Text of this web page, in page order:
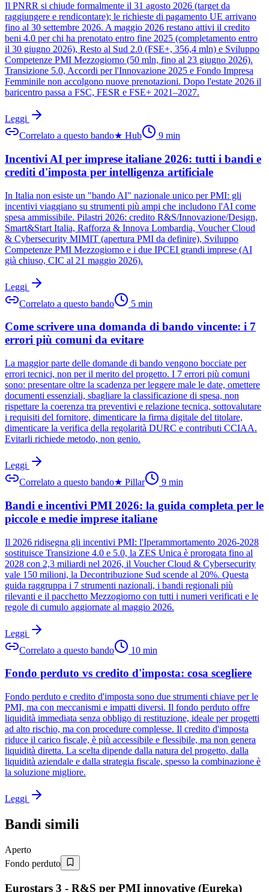
Il PNRR si chiude formalmente il 31 agosto 2026 (target da
raggiungere e rendicontare); le richieste di pagamento UE arrivano
fino al 30 settembre 2026. A maggio 2026 restano attivi il credito
beni 4.0 per chi ha prenotato entro fine 2025 (completamento entro
il 30 giugno 2026), Resto al Sud 2.0 (FSE+, 356,4 mln) e Sviluppo
Competenze PMI Mezzogiorno (50 mln, fino al 23 giugno 2026).
Transizione 5.0, Accordi per l'Innovazione 2025 e Fondo Impresa
Femminile non accolgono nuove prenotazioni. Dopo l'estate 2026 il
baricentro passa a FSC, FESR e FSE+ 2021–2027.
Leggi
Correlato a questo bando★ Hub 9 min
Incentivi AI per imprese italiane 2026: tutti i bandi e
crediti d'imposta per intelligenza artificiale
In Italia non esiste un "bando AI" nazionale unico per PMI: gli
incentivi viaggiano su strumenti più ampi che includono l'AI come
spesa ammissibile. Pilastri 2026: credito R&S/Innovazione/Design,
Smart&Start Italia, Rafforza & Innova Lombardia, Voucher Cloud
& Cybersecurity MIMIT (apertura PMI da definire), Sviluppo
Competenze PMI Mezzogiorno e i due IPCEI grandi imprese (AI
già chiuso, CIC al 21 maggio 2026).
Leggi
Correlato a questo bando
5 min
Come scrivere una domanda di bando vincente: i 7
errori più comuni da evitare
La maggior parte delle domande di bando vengono bocciate per
errori tecnici, non per il merito del progetto. I 7 errori più comuni
sono: presentare oltre la scadenza per leggere male le date, omettere
documenti essenziali, sbagliare la classificazione di spesa, non
rispettare la coerenza tra preventivi e relazione tecnica, sottovalutare
i requisiti del fornitore, dimenticare la firma digitale del titolare,
dimenticare la verifica della regolarità DURC e contributi CCIAA.
Evitarli richiede metodo, non genio.
Leggi
Correlato a questo bando★ Pillar 9 min
Bandi e incentivi PMI 2026: la guida completa per le
piccole e medie imprese italiane
Il 2026 ridisegna gli incentivi PMI: l'Iperammortamento 2026-2028
sostituisce Transizione 4.0 e 5.0, la ZES Unica è prorogata fino al
2028 con 2,3 miliardi nel 2026, il Voucher Cloud & Cybersecurity
vale 150 milioni, la Decontribuzione Sud scende al 20%. Questa
guida raggruppa i 7 strumenti nazionali, i bandi regionali più
rilevanti e il pacchetto Mezzogiorno con tutti i numeri verificati e le
regole di cumulo aggiornate al maggio 2026.
Leggi
Correlato a questo bando
10 min
Fondo perduto vs credito d'imposta: cosa scegliere
Fondo perduto e credito d'imposta sono due strumenti chiave per le
PMI, ma con meccanismi e impatti diversi. Il fondo perduto offre
liquidità immediata senza obbligo di restituzione, ideale per progetti
ad alto rischio, ma con procedure complesse. Il credito d'imposta
riduce il carico fiscale, è più accessibile e flessibile, ma non genera
liquidità diretta. La scelta dipende dalla natura del progetto, dalla
liquidità aziendale e dalla strategia fiscale, spesso la combinazione è
la soluzione migliore.
Leggi
Bandi simili
Aperto
Fondo perduto
Eurostars 3 - R&S per PMI innovative (Eureka)